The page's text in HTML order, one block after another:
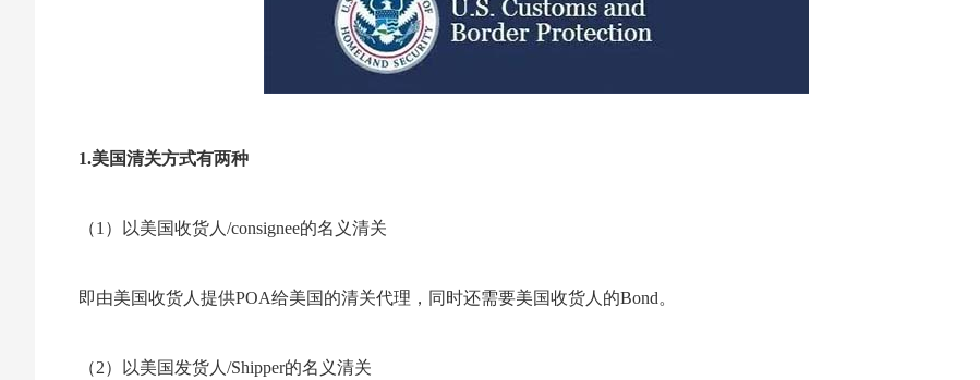
1.美国清关方式有两种
（1）以美国收货人/consignee的名义清关
即由美国收货人提供POA给美国的清关代理，同时还需要美国收货人的Bond。
（2）以美国发货人/Shipper的名义清关